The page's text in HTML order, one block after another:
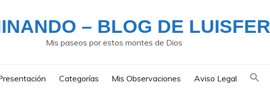
– BLOG DE LUISFER
Mis paseos por estos montes de Dios
Categorías Mis Observaciones Aviso Legal